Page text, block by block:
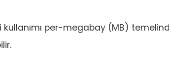
per-megabay (MB)